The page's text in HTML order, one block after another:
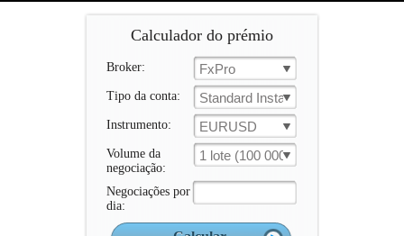
Calculador do prémio
Broker: FxPro
Tipo da conta: Standard Instant (+Fixed)
Instrumento: EURUSD
Volume da
negociação:
1 lote (100 000 un.)
Negociações por
dia: